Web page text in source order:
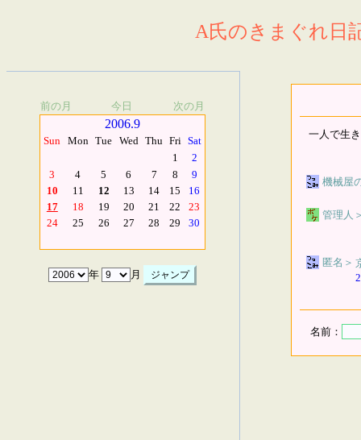
A氏のきまぐれ日
前の月 今日 次の月
2006.9
Sun Mon Tue Wed Thu Fri Sat
1
2
3
4 5 6 7 8
9
10
11 12 13 14 15
16
17
18 19 20 21 22
23
24
25 26 27 28 29 30
年 月
一人で生
機械屋
管理人
匿名 ＞
名前：